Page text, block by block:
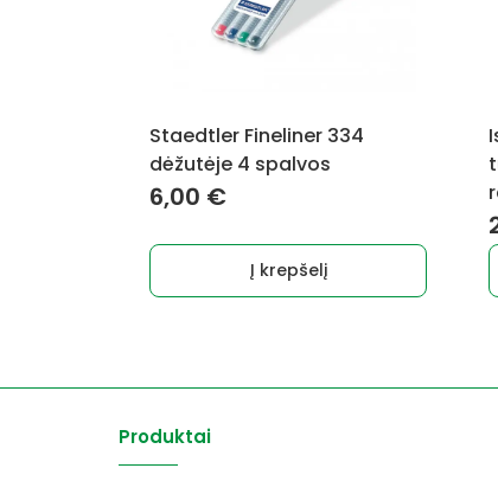
Staedtler Fineliner 334
dėžutėje 4 spalvos
6,00 €
Į krepšelį
Produktai